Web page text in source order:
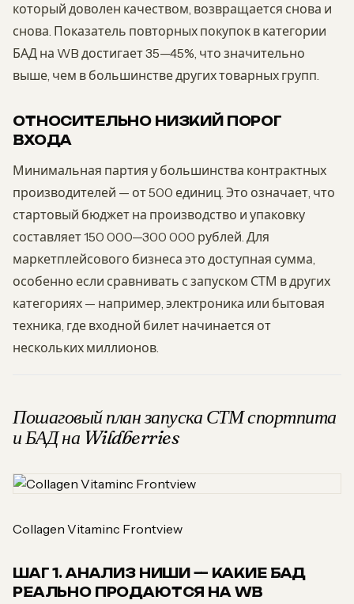
который доволен качеством, возвращается снова и
снова. Показатель повторных покупок в категории
БАД на WB достигает 35—45%, что значительно
выше, чем в большинстве других товарных групп.
ОТНОСИТЕЛЬНО НИЗКИЙ ПОРОГ
ВХОДА
Минимальная партия у большинства контрактных
производителей — от 500 единиц. Это означает, что
стартовый бюджет на производство и упаковку
составляет 150 000—300 000 рублей. Для
маркетплейсового бизнеса это доступная сумма,
особенно если сравнивать с запуском СТМ в других
категориях — например, электроника или бытовая
техника, где входной билет начинается от
нескольких миллионов.
Пошаговый план запуска СТМ спортпита
и БАД на Wildberries
Collagen Vitaminc Frontview
ШАГ 1. АНАЛИЗ НИШИ — КАКИЕ БАД
РЕАЛЬНО ПРОДАЮТСЯ НА WB